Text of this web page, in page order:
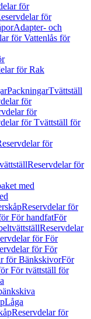
för
för
Adapter- och
för Vattenlås för
för Rak
PackningarTvättställ
för
för
för Tvättställ för
för
Reservdelar för
med
Reservdelar för
För handfatFör
Reservdelar
för För
för För
för BänkskivorFör
För tvättställ för
Låga
Reservdelar för